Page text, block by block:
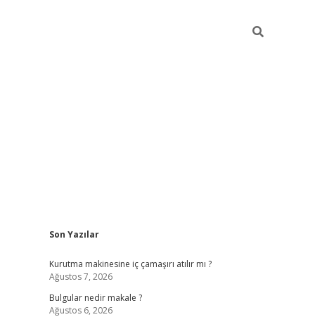
Sidebar
Son Yazılar
Kurutma makinesine iç çamaşırı atılır mı ?
Ağustos 7, 2026
Bulgular nedir makale ?
Ağustos 6, 2026